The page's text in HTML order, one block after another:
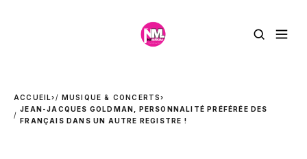
ACCUEIL› MUSIQUE & CONCERTS›
JEAN-JACQUES GOLDMAN, PERSONNALITÉ PRÉFÉRÉE DES
FRANÇAIS DANS UN AUTRE REGISTRE !